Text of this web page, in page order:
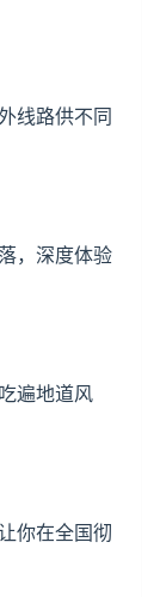
线路供不同
，深度体验
遍地道风
你在全国彻